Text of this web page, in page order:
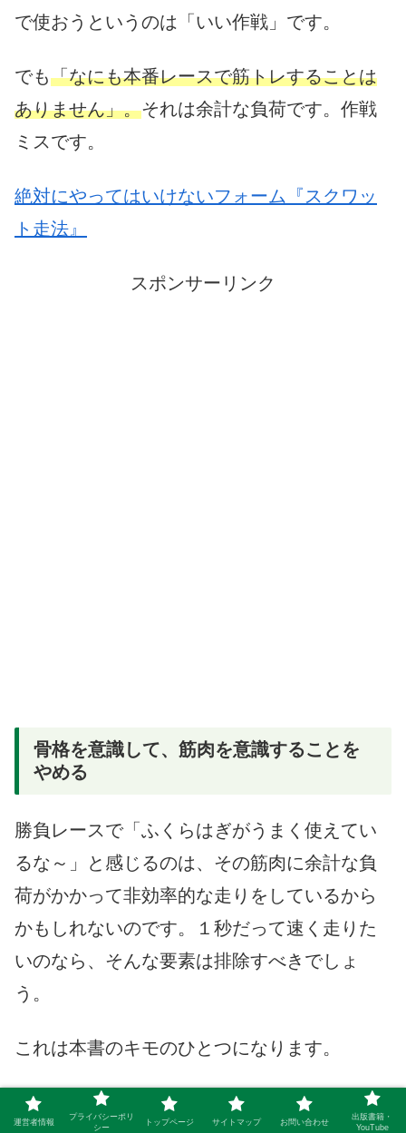
で使おうというのは「いい作戦」です。
でも「なにも本番レースで筋トレすることは
ありません」。それは余計な負荷です。作戦
ミスです。
絶対にやってはいけないフォーム『スクワッ
ト走法』
スポンサーリンク
骨格を意識して、筋肉を意識することを
やめる
勝負レースで「ふくらはぎがうまく使えてい
るな～」と感じるのは、その筋肉に余計な負
荷がかかって非効率的な走りをしているから
かもしれないのです。１秒だって速く走りた
いのなら、そんな要素は排除すべきでしょ
う。
これは本書のキモのひとつになります。
「脱力して宙に浮いている感覚を重視」し
運営者情報
プライバシーポリ
シー
トップページ サイトマップ お問い合わせ
出版書籍・
YouTube